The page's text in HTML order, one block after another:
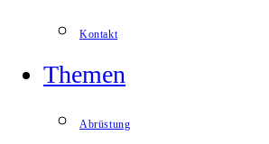
Kontakt
Themen
Abrüstung